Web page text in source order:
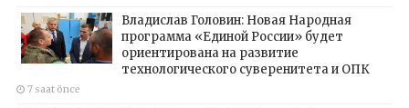
Владислав Головин: Новая Народная
программа «Единой России» будет
ориентирована на развитие
технологического суверенитета и ОПК
7 saat önce